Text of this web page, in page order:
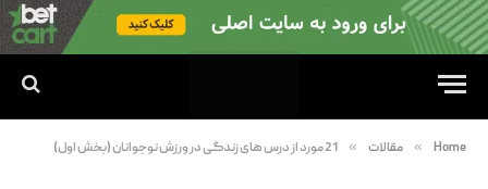
Home
» مقالات » 21 مورد از درس های زندگی در ورزش نوجوانان (بخش اول)